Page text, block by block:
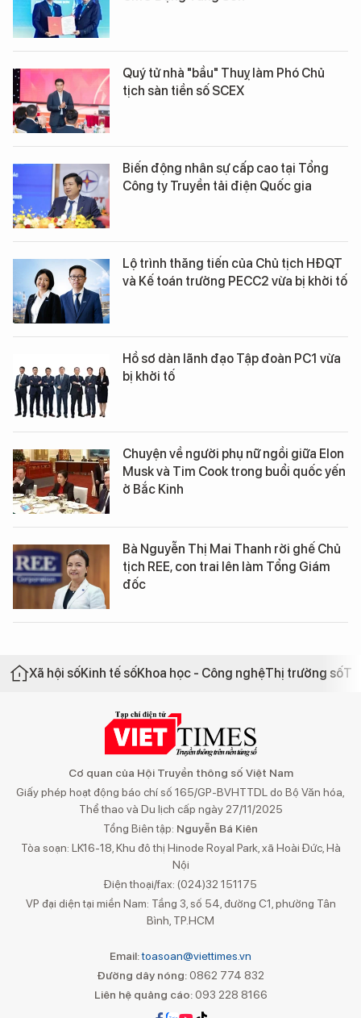
Quý tử nhà "bầu" Thuỵ làm Phó Chủ
tịch sàn tiền số SCEX
Biến động nhân sự cấp cao tại Tổng
Công ty Truyền tải điện Quốc gia
Lộ trình thăng tiến của Chủ tịch HĐQT
và Kế toán trưởng PECC2 vừa bị khởi tố
Hồ sơ dàn lãnh đạo Tập đoàn PC1 vừa
bị khởi tố
Chuyện về người phụ nữ ngồi giữa Elon
Musk và Tim Cook trong buổi quốc yến
ở Bắc Kinh
Bà Nguyễn Thị Mai Thanh rời ghế Chủ
tịch REE, con trai lên làm Tổng Giám
đốc
Xã hội sốKinh tế sốKhoa học - Công nghệThị trường số
Cơ quan của Hội Truyền thông số Việt Nam
Giấy phép hoạt động báo chí số 165/GP-BVHTTDL do Bộ Văn hóa,
Thể thao và Du lịch cấp ngày 27/11/2025
Tổng Biên tập: Nguyễn Bá Kiên
Tòa soạn: LK16-18, Khu đô thị Hinode Royal Park, xã Hoài Đức, Hà
Nội
Điện thoại/fax: (024)32 151175
VP đại diện tại miền Nam: Tầng 3, số 54, đường C1, phường Tân
Bình, TP.HCM
Email:toasoan@viettimes.vn
Đường dây nóng: 0862 774 832
Liên hệ quảng cáo:093 228 8166